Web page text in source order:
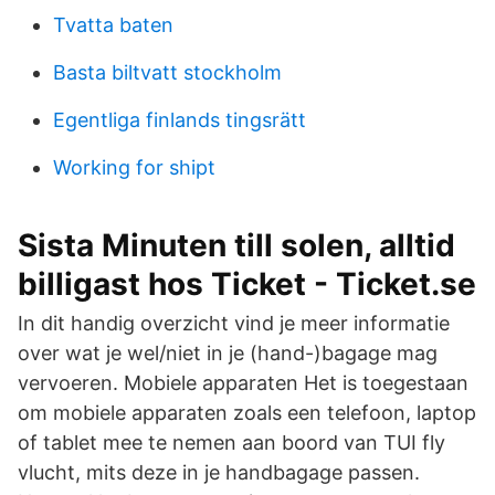
Tvatta baten
Basta biltvatt stockholm
Egentliga finlands tingsrätt
Working for shipt
Sista Minuten till solen, alltid
billigast hos Ticket - Ticket.se
In dit handig overzicht vind je meer informatie
over wat je wel/niet in je (hand-)bagage mag
vervoeren. Mobiele apparaten Het is toegestaan
om mobiele apparaten zoals een telefoon, laptop
of tablet mee te nemen aan boord van TUI fly
vlucht, mits deze in je handbagage passen.